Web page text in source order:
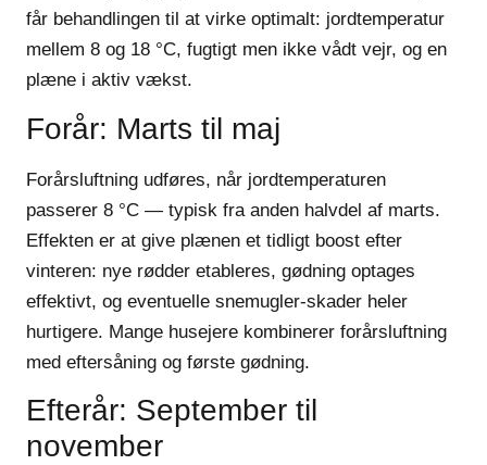
får behandlingen til at virke optimalt: jordtemperatur
mellem 8 og 18 °C, fugtigt men ikke vådt vejr, og en
plæne i aktiv vækst.
Forår: Marts til maj
Forårsluftning udføres, når jordtemperaturen
passerer 8 °C — typisk fra anden halvdel af marts.
Effekten er at give plænen et tidligt boost efter
vinteren: nye rødder etableres, gødning optages
effektivt, og eventuelle snemugler-skader heler
hurtigere. Mange husejere kombinerer forårsluftning
med eftersåning og første gødning.
Efterår: September til
november